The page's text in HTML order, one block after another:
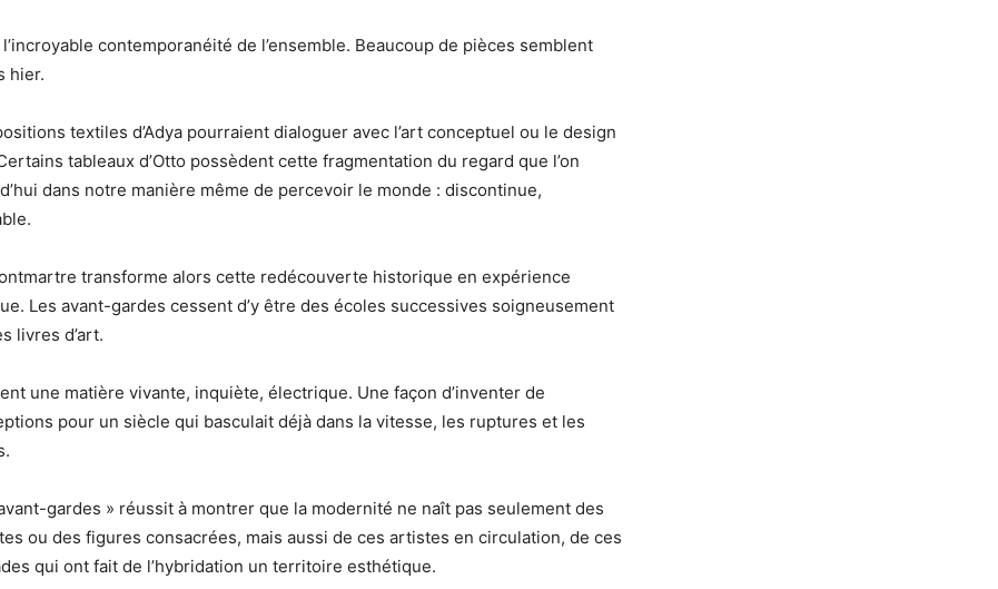
contemporanéité de l’ensemble. Beaucoup de pièces semblent
hier.
textiles d’Adya pourraient dialoguer avec l’art conceptuel ou le design
tableaux d’Otto possèdent cette fragmentation du regard que l’on
dans notre manière même de percevoir le monde : discontinue,
transforme alors cette redécouverte historique en expérience
Les avant-gardes cessent d’y être des écoles successives soigneusement
livres d’art.
une matière vivante, inquiète, électrique. Une façon d’inventer de
pour un siècle qui basculait déjà dans la vitesse, les ruptures et les
gardes » réussit à montrer que la modernité ne naît pas seulement des
ou des figures consacrées, mais aussi de ces artistes en circulation, de ces
qui ont fait de l’hybridation un territoire esthétique.